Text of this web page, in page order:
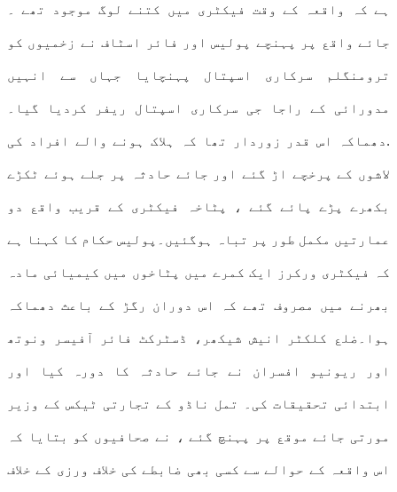
ہے کہ واقعہ کے وقت فیکٹری میں کتنے لوگ موجود تھے ۔
جائے واقع پر پہنچے پولیس اور فائر اسٹاف نے زخمیوں کو
ترومنگلم سرکاری اسپتال پہنچایا جہاں سے انہیں
مدورائی کے راجا جی سرکاری اسپتال ریفر کردیا گیا۔
.دھماکہ اس قدر زوردار تھا کہ ہلاک ہونے والے افراد کی
لاشوں کے پرخچے اڑ گئے اور جائے حادثہ پر جلے ہوئے ٹکڑے
بکھرے پڑے پائے گئے ، پٹاخہ فیکٹری کے قریب واقع دو
عمارتیں مکمل طور پر تباہ ہوگئیں۔پولیس حکام کا کہنا ہے
کہ فیکٹری ورکرز ایک کمرے میں پٹاخوں میں کیمیائی مادہ
بھرنے میں مصروف تھے کہ اس دوران رگڑ کے باعث دھماکہ
ہوا۔ضلع کلکٹر انیش شیکھر، ڈسٹرکٹ فائر آفیسر ونوتھ
اور ریونیو افسران نے جائے حادثہ کا دورہ کیا اور
ابتدائی تحقیقات کی۔ تمل ناڈو کے تجارتی ٹیکس کے وزیر
مورتی جائے موقع پر پہنچ گئے ، نے صحافیوں کو بتایا کہ
اس واقعہ کے حوالے سے کسی بھی ضابطے کی خلاف ورزی کے خلاف